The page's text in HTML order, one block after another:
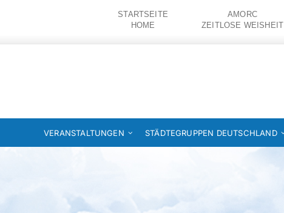
STARTSEITE
HOME
AMORC
ZEITLOSE WEISHEIT
VERANSTALTUNGEN STÄDTEGRUPPEN DEUTSCHLAND